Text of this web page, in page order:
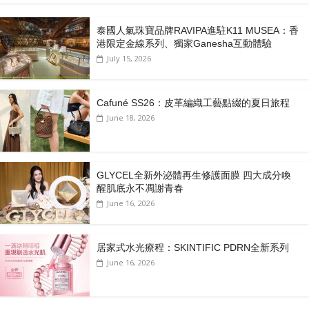
泰國人氣珠寶品牌RAVIPA進駐K11 MUSEA：香
港限定金線系列、獨家Ganesha互動體驗
July 15, 2026
Cafuné SS26：皮革編織工藝點綴的夏日旅程
June 18, 2026
GLYCEL全新外泌體再生修護面膜 四大成分喚
醒肌底永不凋謝青春
June 16, 2026
居家式水光療程：SKINTIFIC PDRN全新系列
June 16, 2026